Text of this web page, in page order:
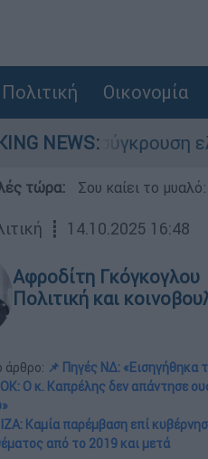
Πολιτική Οικονομία
NEWS:
σύγκρουση
τώρα: Σου καίει το
┋ 14.10.2025 16:48
Αφροδίτη Γκόγκογλου
Πολιτική και
άρθρο: 📌 Πηγές ΝΔ:
Ο κ. Καπρέλης δεν απάντησε
Καμία παρέμβαση επί
από το 2019 και μετά